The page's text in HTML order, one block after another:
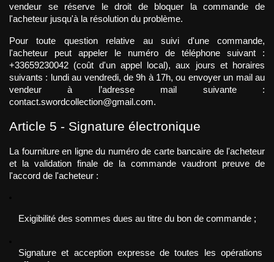
vendeur se réserve le droit de bloquer la commande de
l'acheteur jusqu'à la résolution du problème.
Pour toute question relative au suivi d'une commande,
l'acheteur peut appeler le numéro de téléphone suivant :
+33659230042 (coût d'un appel local), aux jours et horaires
suivants : lundi au vendredi, de 9h à 17h, ou envoyer un mail au
vendeur à l’adresse mail suivante :
contact.swordcollection@gmail.com.
Article 5 - Signature électronique
La fourniture en ligne du numéro de carte bancaire de l'acheteur
et la validation finale de la commande vaudront preuve de
l'accord de l'acheteur :
Exigibilité des sommes dues au titre du bon de commande ;
Signature et acception expresse de toutes les opérations